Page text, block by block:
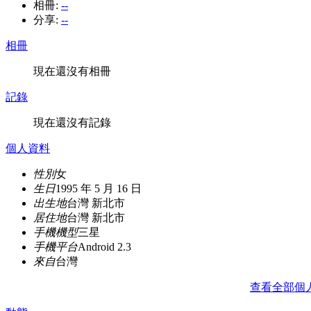
相冊: --
分享: --
相冊
現在還沒有相冊
記錄
現在還沒有記錄
個人資料
性別女
生日1995 年 5 月 16 日
出生地台灣 新北市
居住地台灣 新北市
手機機型三星
手機平台Android 2.3
來自台灣
查看全部個